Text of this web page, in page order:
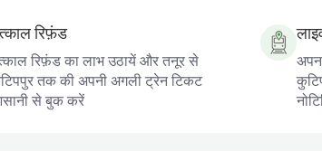
रिफ़ंड
रिफ़ंड का लाभ उठायें और तनूर से
तक की अपनी अगली ट्रेन टिकट
से बुक करें